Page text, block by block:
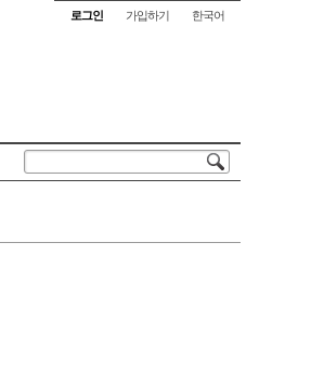
로그인 가입하기 한국어